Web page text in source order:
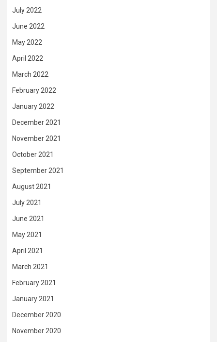
July 2022
June 2022
May 2022
April 2022
March 2022
February 2022
January 2022
December 2021
November 2021
October 2021
September 2021
August 2021
July 2021
June 2021
May 2021
April 2021
March 2021
February 2021
January 2021
December 2020
November 2020